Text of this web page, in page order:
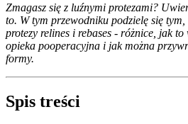
Zmagasz się z luźnymi protezami?
to. W tym przewodniku podzielę się tym,
protezy relines i rebases - różnice, jak to
opieka pooperacyjna i jak można
formy.
Spis treści